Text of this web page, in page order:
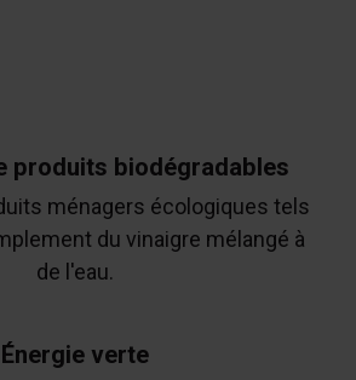
produits biodégradables
ménagers écologiques tels
du vinaigre mélangé à
de l'eau.
Énergie verte